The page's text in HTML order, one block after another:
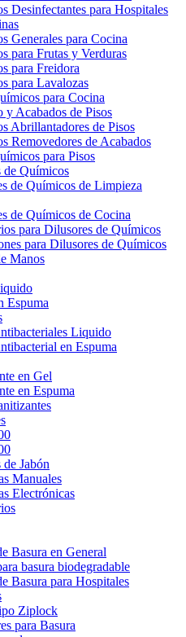
Desinfectantes para Hospitales
Generales para Cocina
para Frutas y Verduras
para Freidora
para Lavalozas
para Cocina
y Acabados de Pisos
Abrillantadores de Pisos
Removedores de Acabados
para Pisos
de Químicos
de Químicos de Limpieza
de Químicos de Cocina
para Dilusores de Químicos
para Dilusores de Químicos
Manos
Espuma
Liquido
en Espuma
en Gel
en Espuma
de Jabón
Manuales
Electrónicas
Basura en General
basura biodegradable
Basura para Hospitales
Ziplock
para Basura